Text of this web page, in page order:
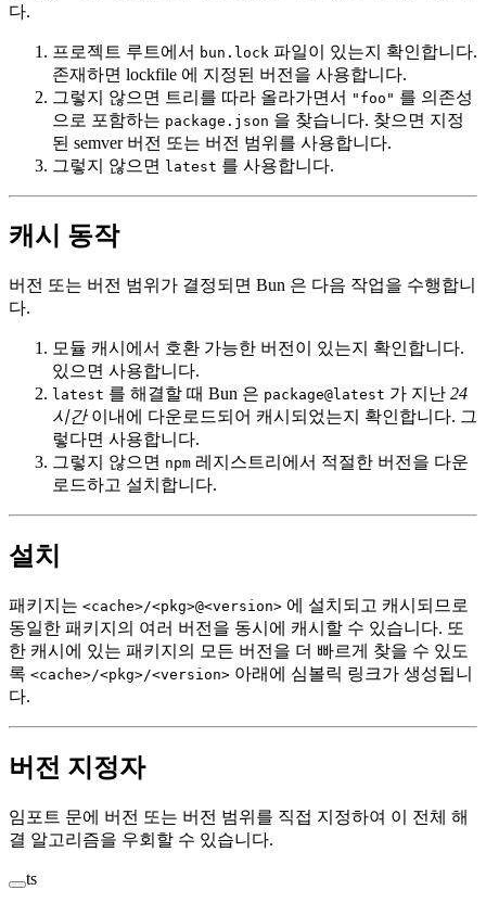
다.
프로젝트 루트에서 bun.lock 파일이 있는지 확인합니다.
존재하면 lockfile 에 지정된 버전을 사용합니다.
그렇지 않으면 트리를 따라 올라가면서 "foo" 를 의존성
으로 포함하는 package.json 을 찾습니다. 찾으면 지정
된 semver 버전 또는 버전 범위를 사용합니다.
그렇지 않으면 latest 를 사용합니다.
캐시 동작
버전 또는 버전 범위가 결정되면 Bun 은 다음 작업을 수행합니
다.
모듈 캐시에서 호환 가능한 버전이 있는지 확인합니다.
있으면 사용합니다.
latest 를 해결할 때 Bun 은 package@latest 가 지난 24
시간이내에 다운로드되어 캐시되었는지 확인합니다. 그
렇다면 사용합니다.
그렇지 않으면 npm 레지스트리에서 적절한 버전을 다운
로드하고 설치합니다.
설치
패키지는 <cache>/<pkg>@<version> 에 설치되고 캐시되므로
동일한 패키지의 여러 버전을 동시에 캐시할 수 있습니다. 또
한 캐시에 있는 패키지의 모든 버전을 더 빠르게 찾을 수 있도
록 <cache>/<pkg>/<version> 아래에 심볼릭 링크가 생성됩니
다.
버전 지정자
임포트 문에 버전 또는 버전 범위를 직접 지정하여 이 전체 해
결 알고리즘을 우회할 수 있습니다.
ts